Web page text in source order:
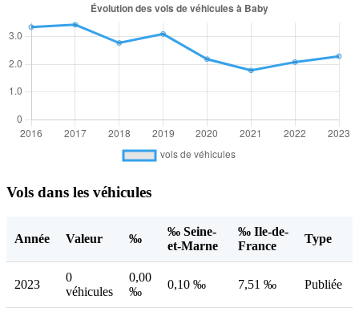
Vols dans les véhicules
Année Valeur ‰
‰ Seine-
et-Marne
‰ Ile-de-
France
Type
2023
0
véhicules
0,00
‰
0,10 ‰ 7,51 ‰ Publiée